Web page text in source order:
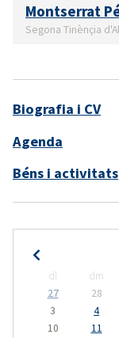
Montserrat
Segona Tinènçia
Biografia i CV
Agenda
Béns i activitats
dl dm
27
28
3
4
10
11